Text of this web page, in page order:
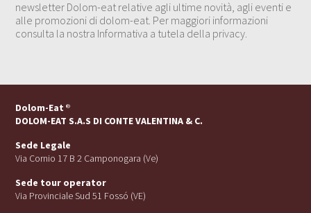
newsletter Dolom-eat relative agli ultime novità, agli eventi e
alle promozioni di dolom-eat. Per maggiori informazioni
consulta la nostra Informativa a tutela della privacy.
Dolom-Eat ®
DOLOM-EAT S.A.S DI CONTE VALENTINA & C.
Sede Legale
Via Cornio 17 B 2 Camponogara (Ve)
Sede tour operator
Via Provinciale Sud 51 Fossó (VE)